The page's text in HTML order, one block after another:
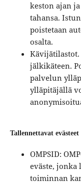
keston ajan
tahansa.
poistetaan
osalta.
jälkikäteen.
palvelun
ylläpitäjällä
Tallennettavat evästeet
OMPSID:
eväste,
toiminnan